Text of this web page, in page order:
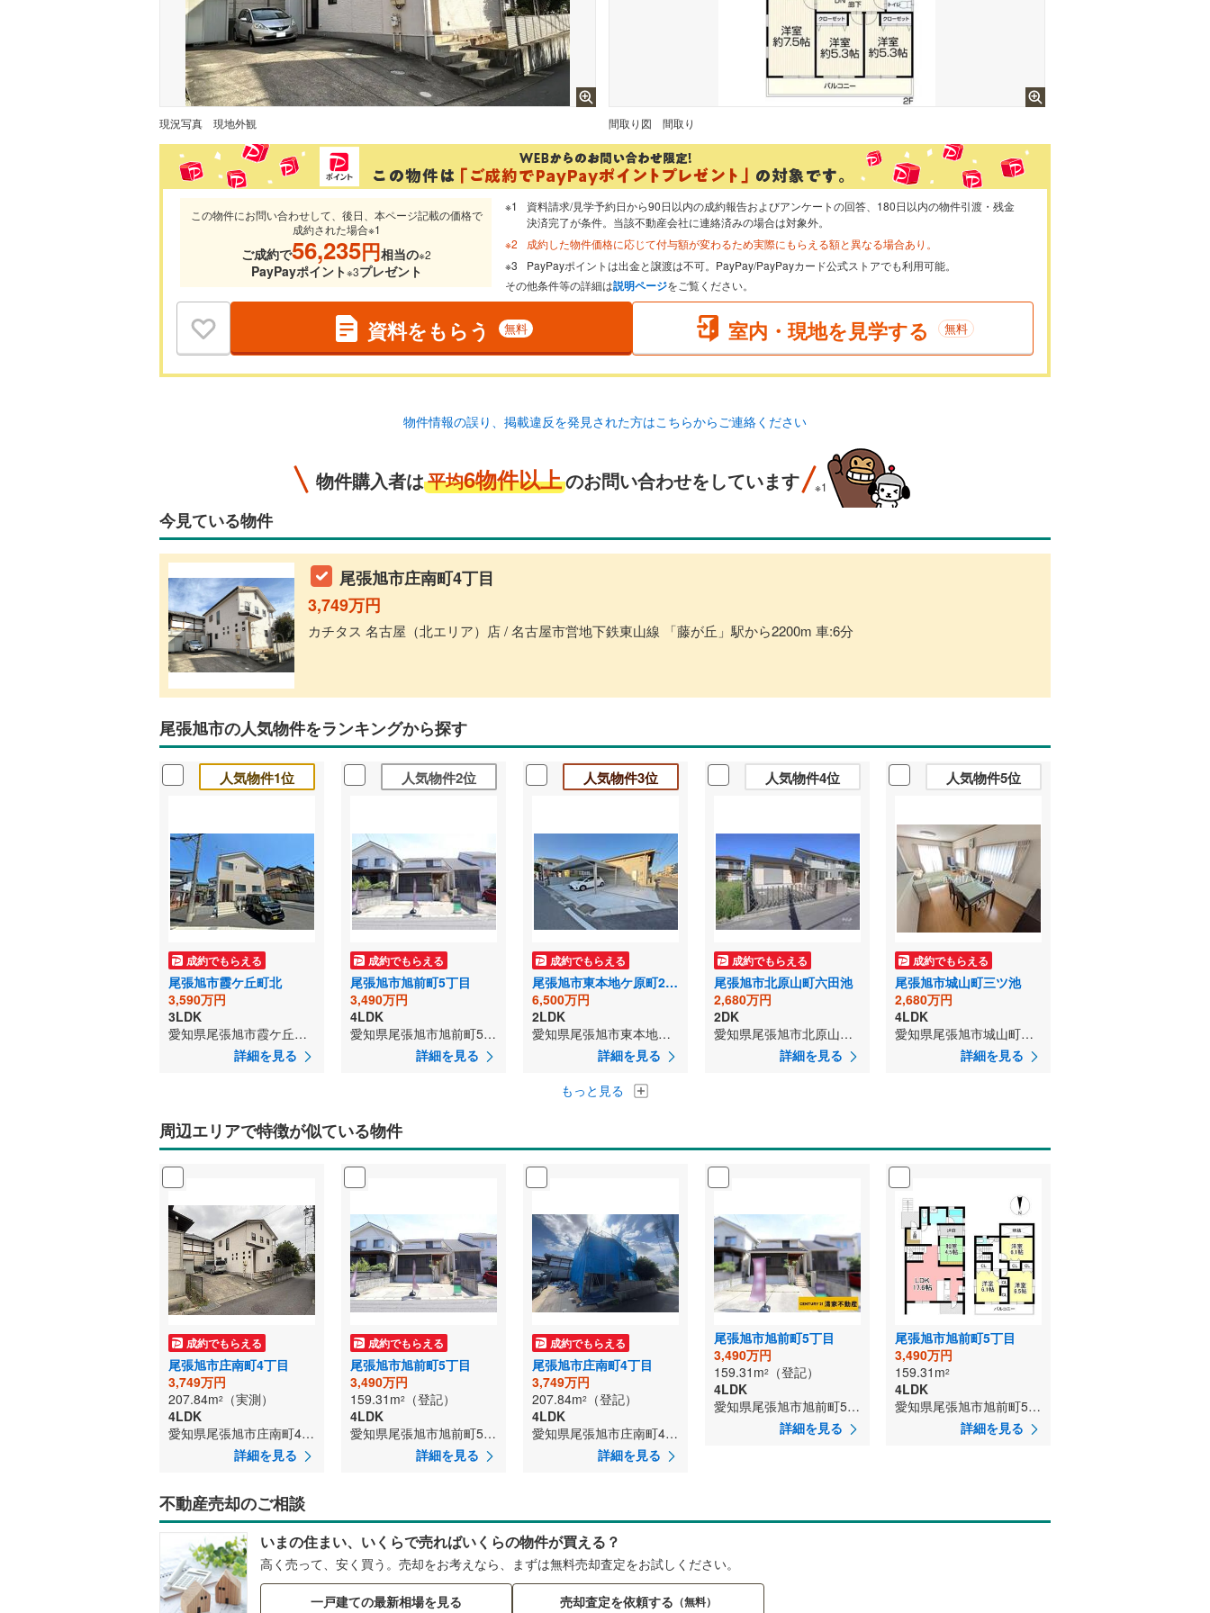
現況写真 現地外観 間取り図 間取り
この物件にお問い合わせして、後日、本ページ記載の価格で
成約された場合※1
ご成約で56,235円相当の※2
PayPayポイント※3プレゼント
資料請求/見学予約日から90日以内の成約報告およびアンケートの回答、180日以内の物件引渡・残金
決済完了が条件。当該不動産会社に連絡済みの場合は対象外。
成約した物件価格に応じて付与額が変わるため実際にもらえる額と異なる場合あり。
PayPayポイントは出金と譲渡は不可。PayPay/PayPayカード公式ストアでも利用可能。
その他条件等の詳細は説明ページをご覧ください。
資料をもらう 無料 室内・現地を見学する 無料
物件情報の誤り、掲載違反を発見された方はこちらからご連絡ください
物件購入者は平均6物件以上のお問い合わせをしています ※1
今見ている物件
尾張旭市庄南町4丁目
3,749万円
カチタス 名古屋（北エリア）店 / 名古屋市営地下鉄東山線 「藤が丘」駅から2200m 車:6分
尾張旭市の人気物件をランキングから探す
人気物件1位
成約でもらえる
尾張旭市霞ケ丘町北
3,590万円
3LDK
愛知県尾張旭市霞ケ丘町北
詳細を見る
人気物件2位
成約でもらえる
尾張旭市旭前町5丁目
3,490万円
4LDK
愛知県尾張旭市旭前町5丁目
詳細を見る
人気物件3位
成約でもらえる
尾張旭市東本地ケ原町2丁目
6,500万円
2LDK
愛知県尾張旭市東本地ケ原町2丁目
詳細を見る
人気物件4位
成約でもらえる
尾張旭市北原山町六田池
2,680万円
2DK
愛知県尾張旭市北原山町六田池
詳細を見る
人気物件5位
成約でもらえる
尾張旭市城山町三ツ池
2,680万円
4LDK
愛知県尾張旭市城山町三ツ池
詳細を見る
もっと見る
周辺エリアで特徴が似ている物件
成約でもらえる
尾張旭市庄南町4丁目
3,749万円
207.84m2
（実測）
4LDK
愛知県尾張旭市庄南町4丁目
詳細を見る
成約でもらえる
尾張旭市旭前町5丁目
3,490万円
159.31m2
（登記）
4LDK
愛知県尾張旭市旭前町5丁目
詳細を見る
成約でもらえる
尾張旭市庄南町4丁目
3,749万円
207.84m2
（登記）
4LDK
愛知県尾張旭市庄南町4丁目
詳細を見る
尾張旭市旭前町5丁目
3,490万円
159.31m2
（登記）
4LDK
愛知県尾張旭市旭前町5丁目
詳細を見る
尾張旭市旭前町5丁目
3,490万円
159.31m2
4LDK
愛知県尾張旭市旭前町5丁目
詳細を見る
不動産売却のご相談
いまの住まい、いくらで売ればいくらの物件が買える？
高く売って、安く買う。売却をお考えなら、まずは無料売却査定をお試しください。
一戸建ての最新相場を見る 売却査定を依頼する （無料）